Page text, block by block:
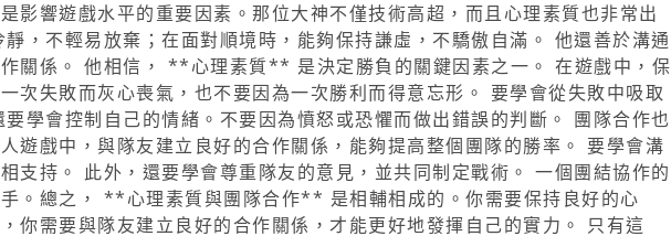
影響遊戲水平的重要因素。那位大神不僅技術高超，而且心理素質也非常出
，不輕易放棄；在面對順境時，能夠保持謙虛，不驕傲自滿。 他還善於溝通
關係。 他相信， **心理素質** 是決定勝負的關鍵因素之一。 在遊戲中，保
次失敗而灰心喪氣，也不要因為一次勝利而得意忘形。 要學會從失敗中吸取
學會控制自己的情緒。不要因為憤怒或恐懼而做出錯誤的判斷。 團隊合作也
遊戲中，與隊友建立良好的合作關係，能夠提高整個團隊的勝率。 要學會溝
支持。 此外，還要學會尊重隊友的意見，並共同制定戰術。 一個團結協作的
。總之， **心理素質與團隊合作** 是相輔相成的。你需要保持良好的心
你需要與隊友建立良好的合作關係，才能更好地發揮自己的實力。 只有這